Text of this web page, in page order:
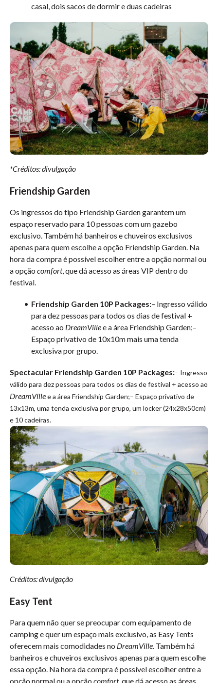
casal, dois sacos de dormir e duas cadeiras
*Créditos: divulgação
Friendship Garden
Os ingressos do tipo Friendship Garden garantem um
espaço reservado para 10 pessoas com um gazebo
exclusivo. Também há banheiros e chuveiros exclusivos
apenas para quem escolhe a opção Friendship Garden. Na
hora da compra é possível escolher entre a opção normal ou
a opção comfort, que dá acesso as áreas VIP dentro do
festival.
Friendship Garden 10P Packages:– Ingresso válido
para dez pessoas para todos os dias de festival +
acesso ao DreamVillee a área Friendship Garden;–
Espaço privativo de 10x10m mais uma tenda
exclusiva por grupo.
Spectacular Friendship Garden 10P Packages:– Ingresso
válido para dez pessoas para todos os dias de festival + acesso ao
DreamVillee a área Friendship Garden;– Espaço privativo de
13x13m, uma tenda exclusiva por grupo, um locker (24x28x50cm)
e 10 cadeiras.
Créditos: divulgação
Easy Tent
Para quem não quer se preocupar com equipamento de
camping e quer um espaço mais exclusivo, as Easy Tents
oferecem mais comodidades no DreamVille. Também há
banheiros e chuveiros exclusivos apenas para quem escolhe
essa opção. Na hora da compra é possível escolher entre a
opção normal ou a opção comfort, que dá acesso as áreas